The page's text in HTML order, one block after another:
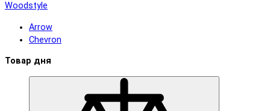
Woodstyle
Arrow
Chevron
Товар дня